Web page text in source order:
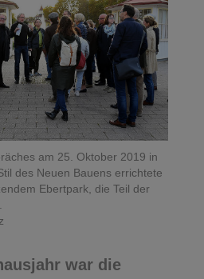
am 25. Oktober 2019 in
des Neuen Bauens errichtete
Ebertpark, die Teil der
war die